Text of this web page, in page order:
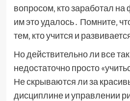
вопросом‚ кто заработал
им это удалось․ Помните‚
тем‚ кто учится и
Но действительно ли все
недостаточно просто
Не скрываются ли за
дисциплине и управлении